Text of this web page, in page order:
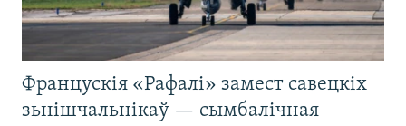
Францускія «Рафалі» замест савецкіх
зьнішчальнікаў — сымбалічная